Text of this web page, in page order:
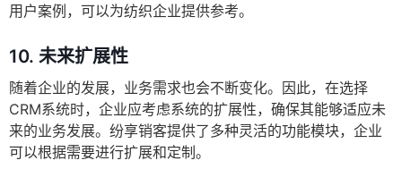
用户案例，可以为纺织企业提供参考。
10. 未来扩展性
随着企业的发展，业务需求也会不断变化。因此，在选择
CRM系统时，企业应考虑系统的扩展性，确保其能够适应未
来的业务发展。纷享销客提供了多种灵活的功能模块，企业
可以根据需要进行扩展和定制。